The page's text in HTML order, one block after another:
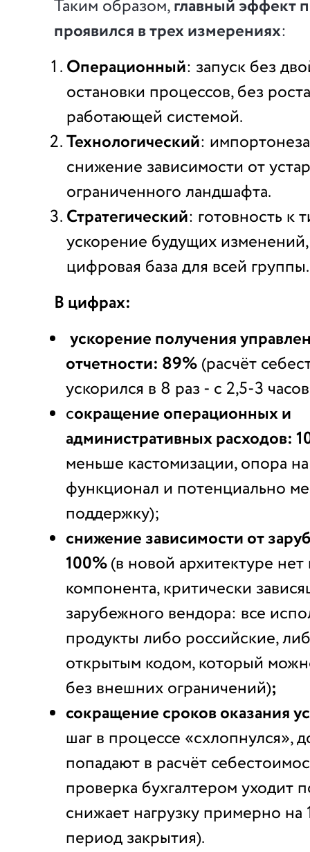
Таким образом,главный эффект
проявился в трех измерениях:
Операционный: запуск без
остановки процессов, без
работающей системой.
Технологический:
снижение зависимости от
ограниченного ландшафта.
Стратегический: готовность к
ускорение будущих
цифровая база для всей группы.
В цифрах:
ускорение получения
отчетности: 89%(расчёт
ускорился в 8 раз - с 2,5-3
сокращение операционных и
административных расходов:
меньше кастомизации, опора
функционал и потенциально
поддержку);
снижение зависимости от
100%(в новой архитектуре
компонента, критически
зарубежного вендора: все
продукты либо российские,
открытым кодом, который
без внешних ограничений);
сокращение сроков оказания
шаг в процессе «схлопнулся»,
попадают в расчёт
проверка бухгалтером уходит
снижает нагрузку примерно на
период закрытия).